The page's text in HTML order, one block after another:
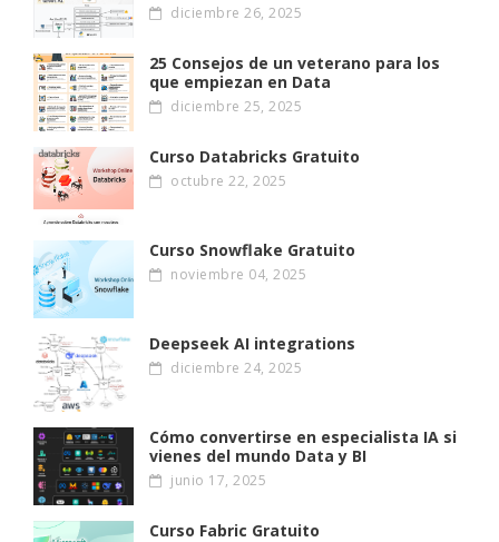
diciembre 26, 2025
25 Consejos de un veterano para los
que empiezan en Data
diciembre 25, 2025
Curso Databricks Gratuito
octubre 22, 2025
Curso Snowflake Gratuito
noviembre 04, 2025
Deepseek AI integrations
diciembre 24, 2025
Cómo convertirse en especialista IA si
vienes del mundo Data y BI
junio 17, 2025
Curso Fabric Gratuito